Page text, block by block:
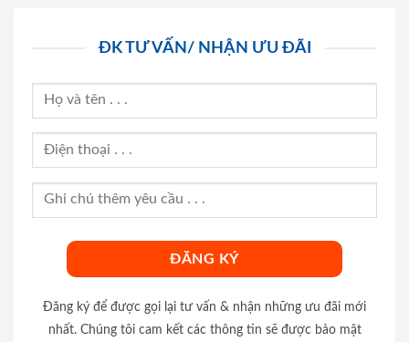
ĐK TƯ VẤN/ NHẬN ƯU ĐÃI
Đăng ký để được gọi lại tư vấn & nhận những ưu đãi mới
nhất. Chúng tôi cam kết các thông tin sẽ được bảo mật